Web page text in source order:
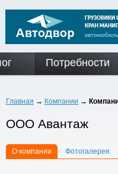
Потребности
Главная → Компании →
ООО Авантаж
О компании Фотогалерея